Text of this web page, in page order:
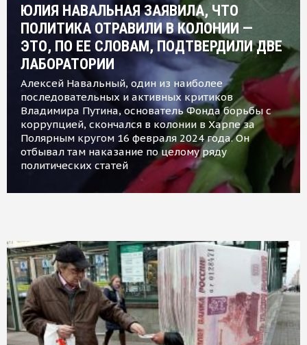
ЮЛИЯ НАВАЛЬНАЯ ЗАЯВИЛА, ЧТО
ПОЛИТИКА ОТРАВИЛИ В КОЛОНИИ —
ЭТО, ПО ЕЕ СЛОВАМ, ПОДТВЕРДИЛИ ДВЕ
ЛАБОРАТОРИИ
Алексей Навальный, один из наиболее
последовательных и активных критиков
Владимира Путина, основатель Фонда борьбы с
коррупцией, скончался в колонии в Харпе за
Полярным кругом 16 февраля 2024 года. Он
отбывал там наказание по целому ряду
политических статей